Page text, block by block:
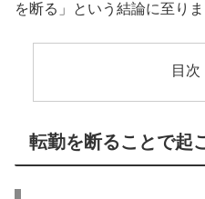
を断る」という結論に至りま
目次
転勤を断ることで起